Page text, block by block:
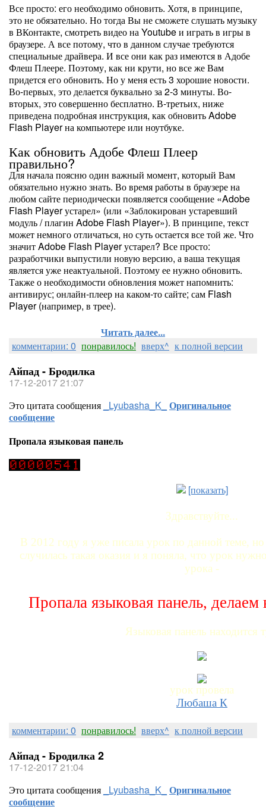
Все просто: его необходимо обновить. Хотя, в принципе,
это не обязательно. Но тогда Вы не сможете слушать музыку
в ВКонтакте, смотреть видео на Youtube и играть в игры в
браузере. А все потому, что в данном случае требуются
специальные драйвера. И все они как раз имеются в Адобе
Флеш Плеере. Поэтому, как ни крути, но все же Вам
придется его обновить. Но у меня есть 3 хорошие новости.
Во-первых, это делается буквально за 2-3 минуты. Во-
вторых, это совершенно бесплатно. В-третьих, ниже
приведена подробная инструкция, как обновить Adobe
Flash Player на компьютере или ноутбуке.
Как обновить Адобе Флеш Плеер
правильно?
Для начала поясню один важный момент, который Вам
обязательно нужно знать. Во время работы в браузере на
любом сайте периодически появляется сообщение «Adobe
Flash Player устарел» (или «Заблокирован устаревший
модуль / плагин Adobe Flash Player»). В принципе, текст
может немного отличаться, но суть остается все той же. Что
значит Adobe Flash Player устарел? Все просто:
разработчики выпустили новую версию, а ваша текущая
является уже неактуальной. Поэтому ее нужно обновить.
Также о необходимости обновления может напомнить:
антивирус; онлайн-плеер на каком-то сайте; сам Flash
Player (например, в трее).
Читать далее...
комментарии: 0 понравилось! вверх^ к полной версии
Айпад - Бродилка
17-12-2017 21:07
Это цитата сообщения
_Lyubasha_K_ Оригинальное
сообщение
Пропала языковая панель
[показать]
Здравствуйте...
В 2012 году я уже писала урок по данной теме,
случилась такая оказия и я поняла, что урок
урока -
Пропала языковая панель, делаем
Языковая панель находится
урок провела
Любаша К
комментарии: 0 понравилось! вверх^ к полной версии
Айпад - Бродилка 2
17-12-2017 21:04
Это цитата сообщения
_Lyubasha_K_ Оригинальное
сообщение